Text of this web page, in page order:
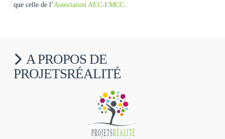
que celle de l’Association AEC-EMCC.
A PROPOS DE
PROJETSRÉALITÉ